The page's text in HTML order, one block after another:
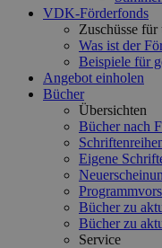
VDK-Förderfonds
Zuschüsse für
Was ist der
Beispiele für
Angebot einholen
Bücher
Übersichten
Bücher nach
Eigene
Bücher zu
Bücher zu
Service